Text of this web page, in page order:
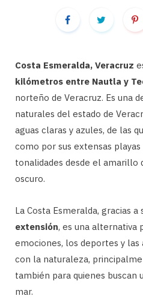
Costa Esmeralda, Veracruz
kilómetros entre Nautla y
norteño de Veracruz. Es una
naturales del estado de
aguas claras y azules, de las
como por sus extensas
tonalidades desde el amarillo
oscuro.
La Costa Esmeralda, gracias a
extensión, es una alternativa
emociones, los deportes y
con la naturaleza,
también para quienes buscan
mar.